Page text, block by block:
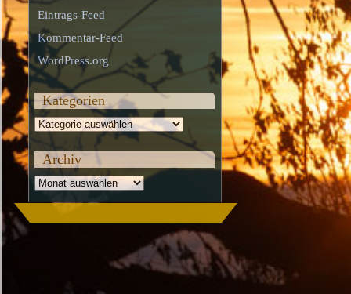
Eintrags-Feed
Kommentar-Feed
WordPress.org
Kategorien
Kategorien
Archiv
Archiv